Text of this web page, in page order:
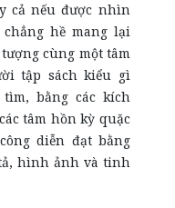
cả nếu được nhìn
hề mang lại
cùng một tâm
tập sách kiểu gì
bằng các kích
tâm hồn kỳ quặc
diễn đạt bằng
hình ảnh và tinh